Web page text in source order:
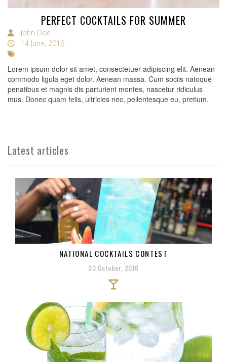
PERFECT COCKTAILS FOR SUMMER
John Doe
14 June, 2016
Lorem ipsum dolor sit amet, consectetuer adipiscing elit. Aenean
commodo ligula eget dolor. Aenean massa. Cum sociis natoque
penatibus et magnis dis parturient montes, nascetur ridiculus
mus. Donec quam felis, ultricies nec, pellentesque eu, pretium.
Latest articles
NATIONAL COCKTAILS CONTEST
03 October, 2016